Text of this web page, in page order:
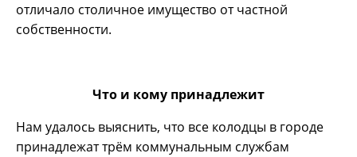
отличало столичное имущество от частной
собственности.
Что и кому принадлежит
Нам удалось выяснить, что все колодцы в городе
принадлежат трём коммунальным службам